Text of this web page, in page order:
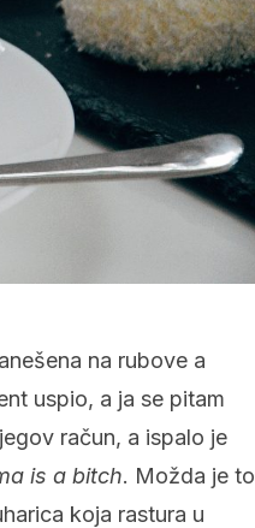
na rubove a
uspio, a ja se pitam
račun, a ispalo je
is a bitch. Možda je to
koja rastura u